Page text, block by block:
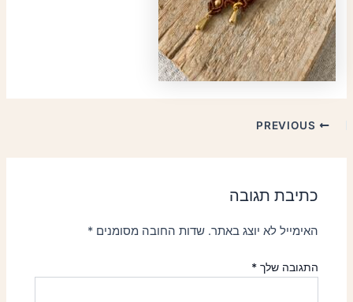
כתיבת תגובה
האימייל לא יוצג באתר. שדות החובה מסומנים*
התגובה שלך*